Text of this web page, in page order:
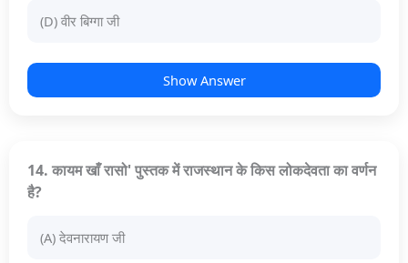
(D) वीर बिग्गा जी
Show Answer
14. कायम खाँ रासो' पुस्तक में राजस्थान के किस लोकदेवता का वर्णन
है?
(A) देवनारायण जी